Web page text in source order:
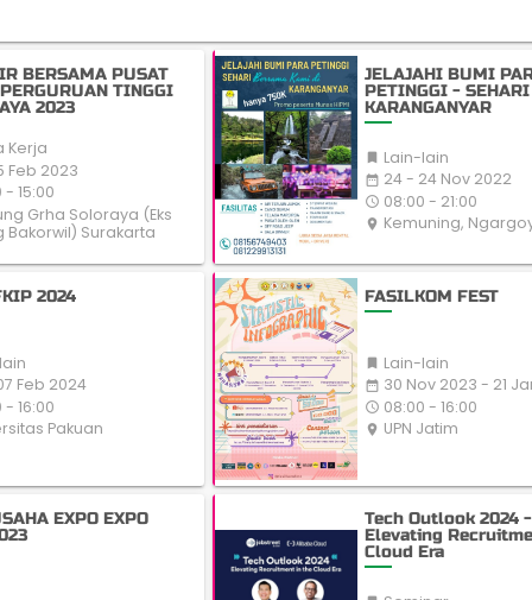
BERSAMA PUSAT
TINGGI
2023
Kerja
Feb 2023
- 15:00
Grha Soloraya (Eks
Bakorwil) Surakarta
JELAJAHI BUMI
PETINGGI -
KARANGANYAR
Lain-lain
date_range 24 - 24 Nov 2022
access_time 08:00 - 21:00
place Kemuning,
2024
Feb 2024
- 16:00
Pakuan
FASILKOM FEST
Lain-lain
date_range 30 Nov 2023 - 21
access_time 08:00 - 16:00
place UPN Jatim
EXPO EXPO
Tech Outlook 2024 -
Elevating
Cloud Era